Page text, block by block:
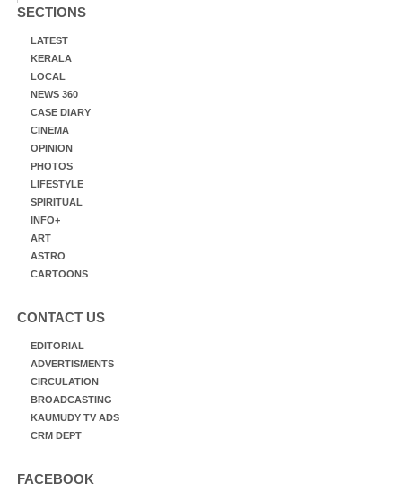
SECTIONS
LATEST
KERALA
LOCAL
NEWS 360
CASE DIARY
CINEMA
OPINION
PHOTOS
LIFESTYLE
SPIRITUAL
INFO+
ART
ASTRO
CARTOONS
CONTACT US
EDITORIAL
ADVERTISMENTS
CIRCULATION
BROADCASTING
KAUMUDY TV ADS
CRM DEPT
FACEBOOK